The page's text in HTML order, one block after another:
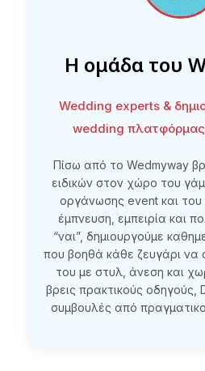
Η ομάδα του
Wedding experts &
wedding
Πίσω από το Wedmyway
ειδικών στον χώρο του
οργάνωσης event και
έμπνευση, εμπειρία και
“ναι”, δημιουργούμε
που βοηθά κάθε ζευγάρι να
του με στυλ, άνεση και
βρεις πρακτικούς οδηγούς,
συμβουλές από